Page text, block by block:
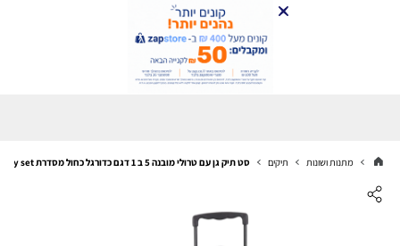
מתנות ושונות תיקים סט תיק גן עם טרולי מובנה 5 ב 1 דגם כדורגל כחול מסדרת Dreamland Trolly set מבית Marshmelo